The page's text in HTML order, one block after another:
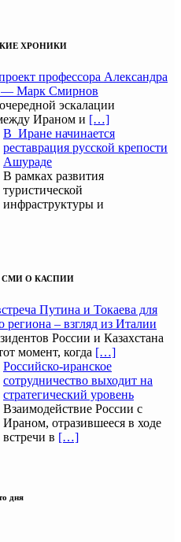
ХРОНИКИ
профессора Александра
— Марк Смирнов
эскалации
Ираном и […]
В Иране начинается
реставрация русской крепости
Ашураде
В рамках развития
туристической
инфраструктуры и
СМИ О КАСПИИ
Путина и Токаева для
региона – взгляд из Италии
России и Казахстана
момент, когда […]
Российско-иранское
сотрудничество выходит на
стратегический уровень
Взаимодействие России с
Ираном, отразившееся в ходе
встречи в […]
дня